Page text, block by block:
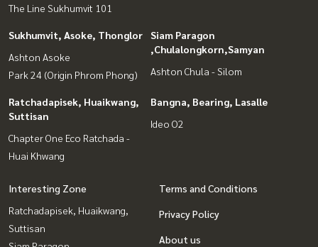
The Line Sukhumvit 101
Sukhumvit, Asoke, Thonglor
Ashton Asoke
Park 24 (Origin Phrom Phong)
Siam Paragon
,Chulalongkorn,Samyan
Ashton Chula - Silom
Ratchadapisek, Huaikwang,
Suttisan
Chapter One Eco Ratchada -
Huai Khwang
Bangna, Bearing, Lasalle
Ideo O2
Interesting Zone
Ratchadapisek, Huaikwang,
Suttisan
Terms and Conditions
Privacy Policy
About us